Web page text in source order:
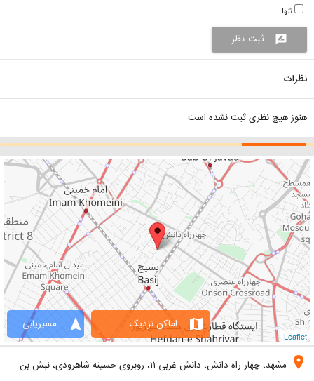
تنها
rate_review ثبت نظر
نظرات
هنوز هیچ نظری ثبت نشده است
Leaflet
navigation مسیریابی map اماکن نزدیک
location_on
مشهد، چهار راه دانش، دانش غربی ۱۱، روبروی حسینه شاهرودی، نبش بن